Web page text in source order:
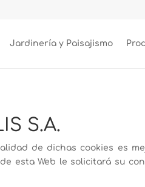
Jardinería y Paisajismo
S.A.
de dichas cookies es
esta Web le solicitará su